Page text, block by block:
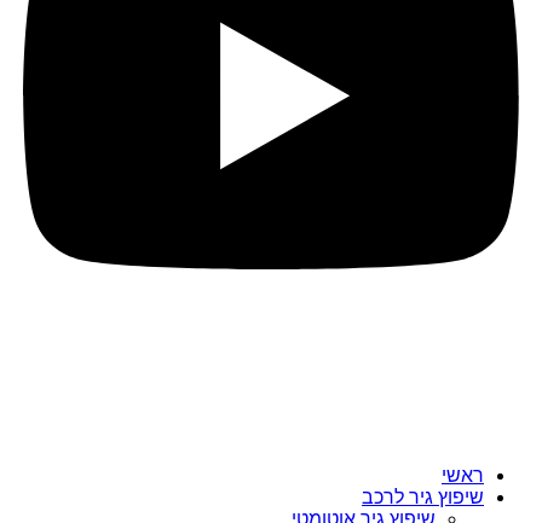
ראשי
שיפוץ גיר לרכב
שיפוץ גיר אוטומטי